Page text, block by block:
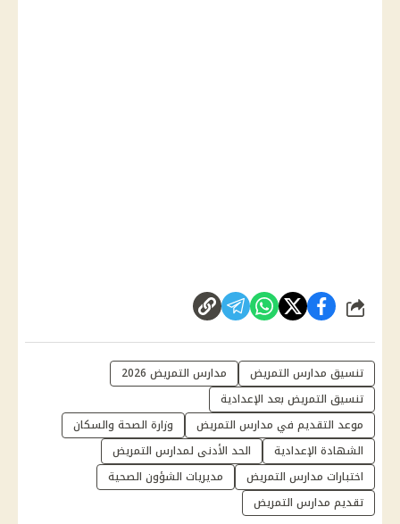
شارك
تنسيق مدارس التمريض
مدارس التمريض 2026
تنسيق التمريض بعد الإعدادية
موعد التقديم في مدارس التمريض
وزارة الصحة والسكان
الشهادة الإعدادية
الحد الأدنى لمدارس التمريض
اختبارات مدارس التمريض
مديريات الشؤون الصحية
تقديم مدارس التمريض